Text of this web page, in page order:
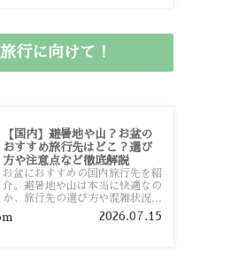
行に向けて！
【国内】避暑地や山？お盆の
おすすめ旅行先はどこ？選び
方や注意点など徹底解説
お盆におすすめの国内旅行先を紹
介。避暑地や山は本当に快適なの
か、旅行先の選び方や混雑状況、
注意点、比較的混雑を避けやすい
おすすめスポットまで旅行前に役
2026.07.15